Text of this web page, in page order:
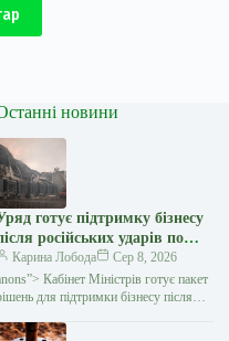
новини
готує підтримку бізнесу
російських ударів по
інфраструктурі —
Карина Лобода
Сер 8, 2026
Кабінет Міністрів готує пакет
для підтримки бізнесу після
Зокрема, уряд планує